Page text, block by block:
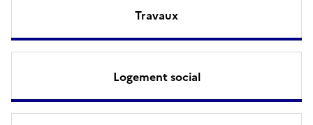
Travaux
Logement social